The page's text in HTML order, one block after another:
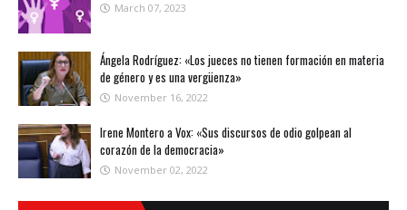
March 07, 2023
Ángela Rodríguez: «Los jueces no tienen formación en materia
de género y es una vergüenza»
November 16, 2022
Irene Montero a Vox: «Sus discursos de odio golpean al
corazón de la democracia»
November 02, 2022